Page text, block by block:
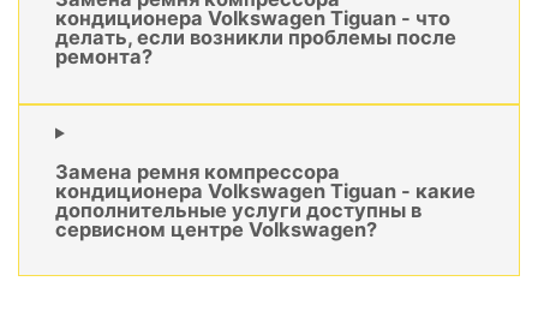
кондиционера Volkswagen Tiguan - что
делать, если возникли проблемы после
ремонта?
Замена ремня компрессора
кондиционера Volkswagen Tiguan - какие
дополнительные услуги доступны в
сервисном центре Volkswagen?